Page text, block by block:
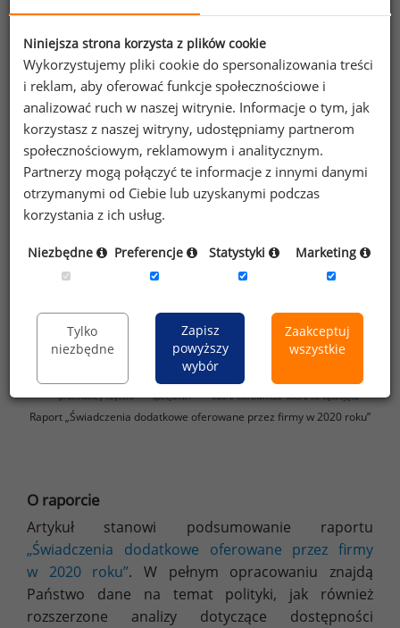
firm daje swoim pracownikom możliwość wyboru
świadczeń za pośrednictwem platformy
kafeteryjnej. Dostępność takiego rozwiązania jest
porównywalna na wszystkich szczeblach
zatrudnienia, co pokazuje poniższy wykres.
Wykres 2. Odsetek firm oferujących pracownikom
dostęp do świadczeń pozapłacowych w ramach systemu
kafeteryjnego
Raport „Świadczenia dodatkowe oferowane przez firmy w 2020 roku”
O raporcie
Artykuł stanowi podsumowanie raportu
„Świadczenia dodatkowe oferowane przez firmy
w 2020 roku”. W pełnym opracowaniu znajdą
Państwo dane na temat polityki, jak również
rozszerzone analizy dotyczące dostępności
Niniejsza strona korzysta z plików cookie
Wykorzystujemy pliki cookie do spersonalizowania treści
i reklam, aby oferować funkcje społecznościowe i
analizować ruch w naszej witrynie. Informacje o tym, jak
korzystasz z naszej witryny, udostępniamy partnerom
społecznościowym, reklamowym i analitycznym.
Partnerzy mogą połączyć te informacje z innymi danymi
otrzymanymi od Ciebie lub uzyskanymi podczas
korzystania z ich usług.
Niezbędne Preferencje Statystyki Marketing
Tylko
niezbędne
Zapisz
powyższy
wybór
Zaakceptuj
wszystkie